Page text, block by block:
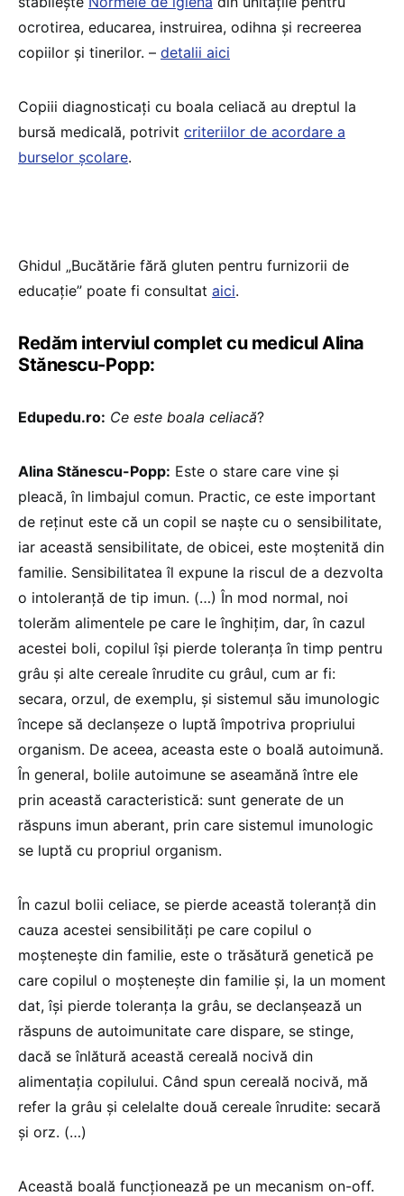
ocrotirea, educarea, instruirea, odihna și recreerea
copiilor și tinerilor. – detalii aici
Copiii diagnosticați cu boala celiacă au dreptul la
bursă medicală, potrivit criteriilor de acordare a
burselor școlare.
Ghidul „Bucătărie fără gluten pentru furnizorii de
educație” poate fi consultat aici.
Redăm interviul complet cu medicul Alina
Stănescu-Popp:
Edupedu.ro: Ce este boala celiacă?
Alina Stănescu-Popp: Este o stare care vine și
pleacă, în limbajul comun. Practic, ce este important
de reținut este că un copil se naște cu o sensibilitate,
iar această sensibilitate, de obicei, este moștenită din
familie. Sensibilitatea îl expune la riscul de a dezvolta
o intoleranță de tip imun. (…) În mod normal, noi
tolerăm alimentele pe care le înghițim, dar, în cazul
acestei boli, copilul își pierde toleranța în timp pentru
grâu și alte cereale înrudite cu grâul, cum ar fi:
secara, orzul, de exemplu, și sistemul său imunologic
începe să declanșeze o luptă împotriva propriului
organism. De aceea, aceasta este o boală autoimună.
În general, bolile autoimune se aseamănă între ele
prin această caracteristică: sunt generate de un
răspuns imun aberant, prin care sistemul imunologic
se luptă cu propriul organism.
În cazul bolii celiace, se pierde această toleranță din
cauza acestei sensibilități pe care copilul o
moștenește din familie, este o trăsătură genetică pe
care copilul o moștenește din familie și, la un moment
dat, își pierde toleranța la grâu, se declanșează un
răspuns de autoimunitate care dispare, se stinge,
dacă se înlătură această cereală nocivă din
alimentația copilului. Când spun cereală nocivă, mă
refer la grâu și celelalte două cereale înrudite: secară
și orz. (…)
Această boală funcționează pe un mecanism on-off.